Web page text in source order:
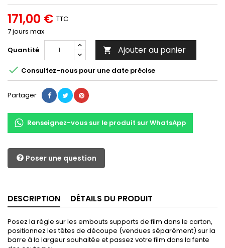
171,00 € TTC
7 jours max
Quantité
 Ajouter au panier
 Consultez-nous pour une date précise
Partager
Renseignez-vous sur le produit sur WhatsApp
Poser une question
DESCRIPTION DÉTAILS DU PRODUIT
Posez la règle sur les embouts supports de film dans le carton,
positionnez les têtes de découpe (vendues séparément) sur la
barre à la largeur souhaitée et passez votre film dans la fente